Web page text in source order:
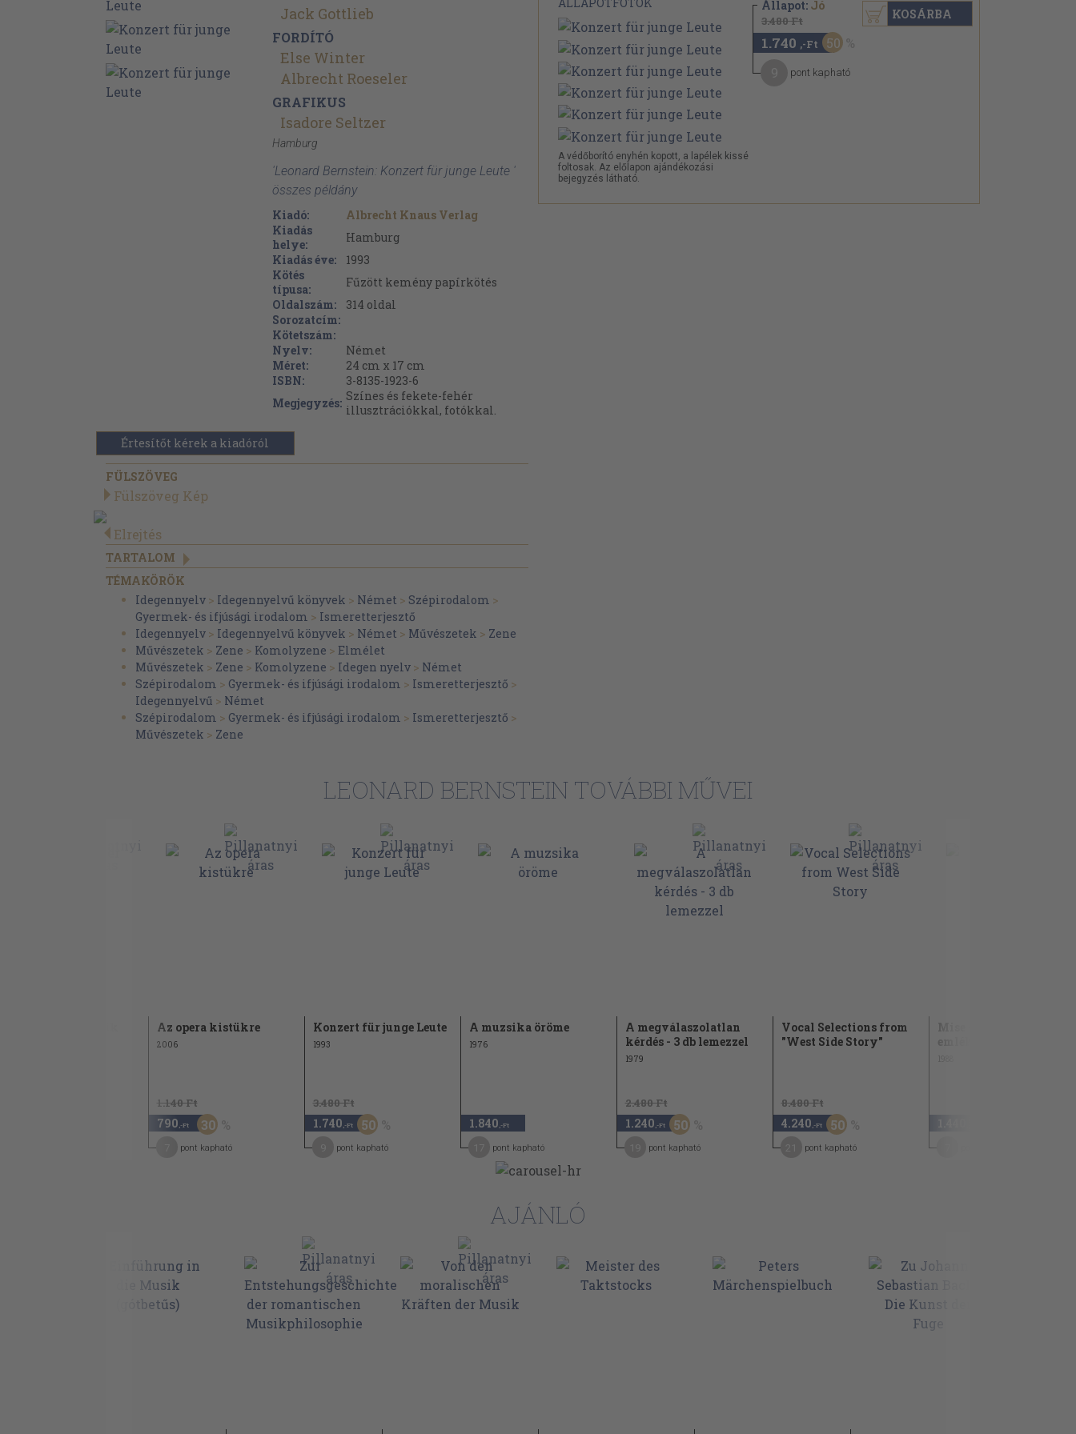
Jack Gottlieb
FORDÍTÓ
Else Winter
Albrecht Roeseler
GRAFIKUS
Isadore Seltzer
Hamburg
'Leonard Bernstein: Konzert für junge Leute '
összes példány
Kiadó:
Albrecht Knaus Verlag
Kiadás
helye:
Hamburg
Kiadás éve:
1993
Kötés
típusa:
Fűzött kemény papírkötés
Oldalszám:
314 oldal
Sorozatcím:
Kötetszám:
Nyelv:
Német
Méret:
24 cm x 17 cm
ISBN:
3-8135-1923-6
Megjegyzés: Színes és fekete-fehér
illusztrációkkal, fotókkal.
Értesítőt kérek a kiadóról
FÜLSZÖVEG
Fülszöveg Kép
Elrejtés
TARTALOM
TÉMAKÖRÖK
Idegennyelv > Idegennyelvű könyvek > Német > Szépirodalom >
Gyermek- és ifjúsági irodalom > Ismeretterjesztő
Idegennyelv > Idegennyelvű könyvek > Német > Művészetek > Zene
Művészetek > Zene > Komolyzene > Elmélet
Művészetek > Zene > Komolyzene > Idegen nyelv > Német
Szépirodalom > Gyermek- és ifjúsági irodalom > Ismeretterjesztő >
Idegennyelvű > Német
Szépirodalom > Gyermek- és ifjúsági irodalom > Ismeretterjesztő >
Művészetek > Zene
A védőborító enyhén kopott, a lapélek kissé
foltosak. Az előlapon ajándékozási
bejegyzés látható.
Állapot: Jó
3.480 Ft
1.740 ,-Ft 50
pont kapható
KOSÁRBA
LEONARD BERNSTEIN TOVÁBBI MŰVEI
Az opera kistükre
2006
1.140 Ft
790 ,-Ft 30
pont kapható
Konzert für junge Leute
1993
3.480 Ft
1.740 ,-Ft 50
pont kapható
A muzsika öröme
1976
1.840 ,-Ft
pont kapható
A megválaszolatlan
kérdés - 3 db lemezzel
1979
2.480 Ft
1.240 ,-Ft 50
pont kapható
Vocal Selections from
"West Side Story"
8.480 Ft
4.240 ,-Ft 50
pont kapható
Mise - J. F. Kennedy
emlékére
AJÁNLÓ